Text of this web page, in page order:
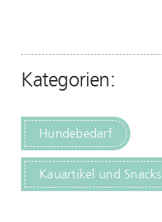
Kategorien:
Hundebedarf
Kauartikel und Snacks